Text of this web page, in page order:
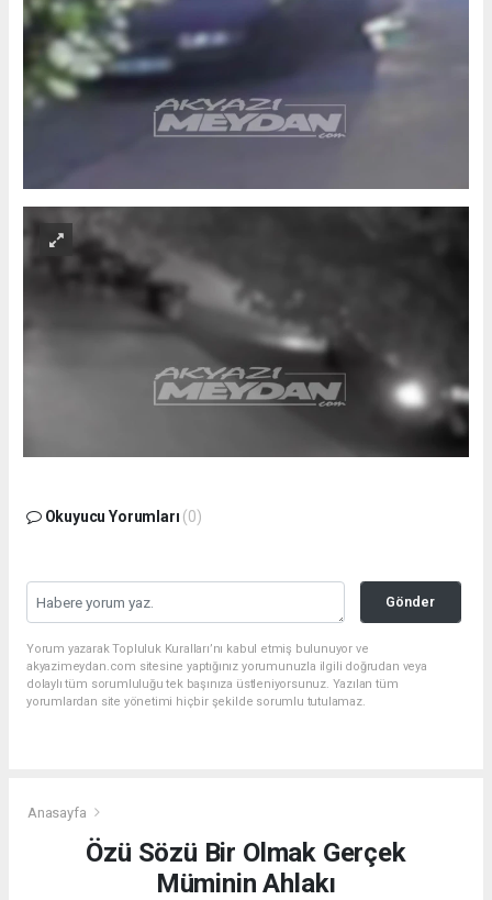
Okuyucu Yorumları (0)
Gönder
Yorum yazarak Topluluk Kuralları’nı kabul etmiş bulunuyor ve
akyazimeydan.com sitesine yaptığınız yorumunuzla ilgili doğrudan veya
dolaylı tüm sorumluluğu tek başınıza üstleniyorsunuz. Yazılan tüm
yorumlardan site yönetimi hiçbir şekilde sorumlu tutulamaz.
Anasayfa
Özü Sözü Bir Olmak Gerçek
Müminin Ahlakı